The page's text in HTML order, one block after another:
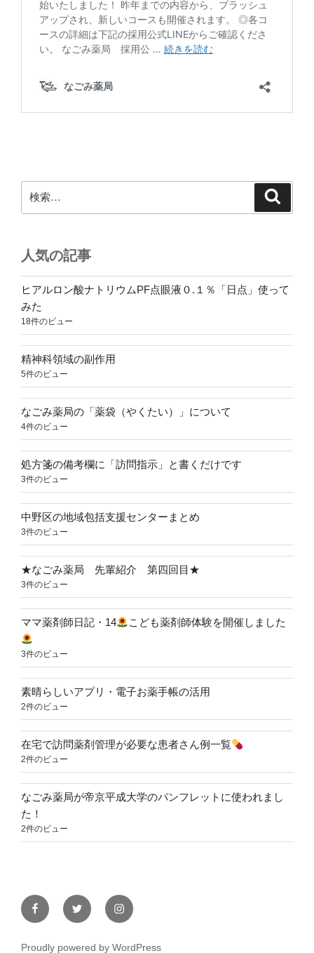
索:
人気の記事
ヒアルロン酸ナトリウムPF点眼液０.１％「日点」使って
みた
18件のビュー
精神科領域の副作用
5件のビュー
なごみ薬局の「薬袋（やくたい）」について
4件のビュー
処方箋の備考欄に「訪問指示」と書くだけです
3件のビュー
中野区の地域包括支援センターまとめ
3件のビュー
★なごみ薬局 先輩紹介 第四回目★
3件のビュー
ママ薬剤師日記・14 こども薬剤師体験を開催しました
3件のビュー
素晴らしいアプリ・電子お薬手帳の活用
2件のビュー
在宅で訪問薬剤管理が必要な患者さん例一覧
2件のビュー
なごみ薬局が帝京平成大学のパンフレットに使われまし
た！
2件のビュー
FacebookTwitter Instagram
Proudly powered by WordPress